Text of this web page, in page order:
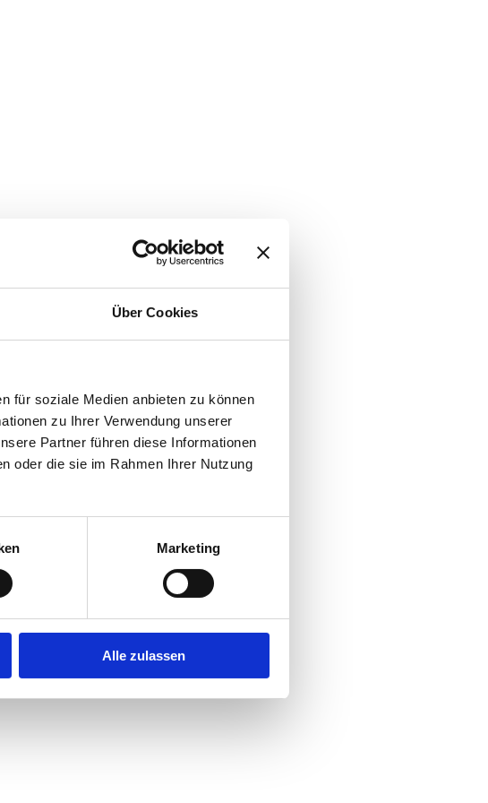
Über Cookies
für soziale Medien anbieten zu können
zu Ihrer Verwendung unserer
Partner führen diese Informationen
oder die sie im Rahmen Ihrer Nutzung
Marketing
Alle zulassen
the browser consolefor more information).